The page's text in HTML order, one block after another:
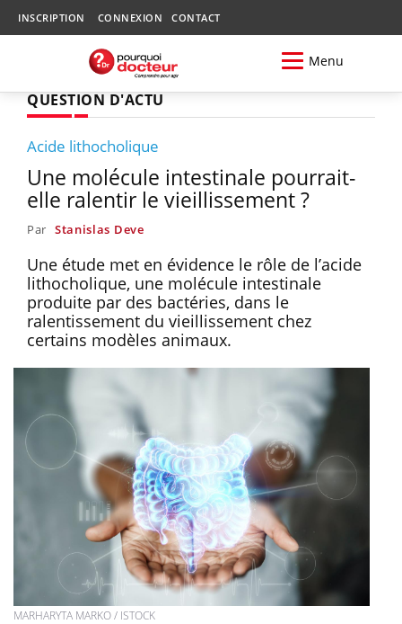
INSCRIPTION CONNEXION CONTACT
Menu
QUESTION D'ACTU
Acide lithocholique
Une molécule intestinale pourrait-
elle ralentir le vieillissement ?
Par Stanislas Deve
Une étude met en évidence le rôle de l’acide
lithocholique, une molécule intestinale
produite par des bactéries, dans le
ralentissement du vieillissement chez
certains modèles animaux.
MARHARYTA MARKO / ISTOCK